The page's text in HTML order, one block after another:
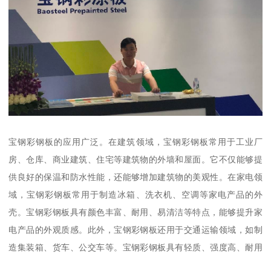
宝钢彩钢板的应用广泛。在建筑领域，宝钢彩钢板常用于工业厂
房、仓库、商业建筑、住宅等建筑物的外墙和屋面。它不仅能够提
供良好的保温和防水性能，还能够增加建筑物的美观性。在家电领
域，宝钢彩钢板常用于制造冰箱、洗衣机、空调等家电产品的外
壳。宝钢彩钢板具有颜色丰富、耐用、易清洁等特点，能够提升家
电产品的外观质感。此外，宝钢彩钢板还用于交通运输领域，如制
造集装箱、货车、公交车等。宝钢彩钢板具有轻质、强度高、耐用